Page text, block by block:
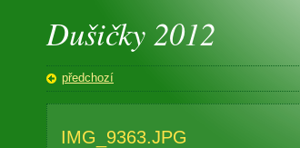
Dušičky 2012
předchozí
IMG_9363.JPG